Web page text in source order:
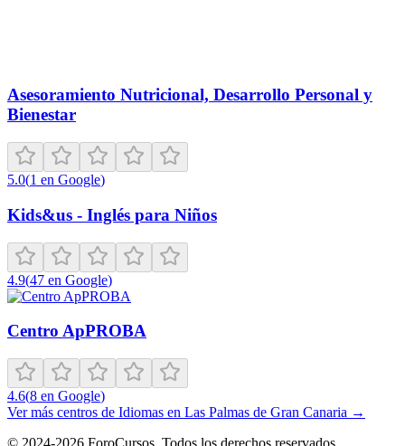
Asesoramiento Nutricional, Desarrollo Personal y
Bienestar
5.0(1 en Google)
Kids&us - Inglés para Niños
4.9(47 en Google)
Centro ApPROBA
4.6(8 en Google)
Ver más centros de Idiomas en Las Palmas de Gran Canaria →
© 2024-2026 ForoCursos. Todos los derechos reservados.